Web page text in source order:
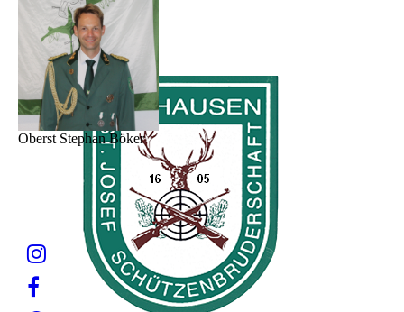
Oberst Stephan Böker